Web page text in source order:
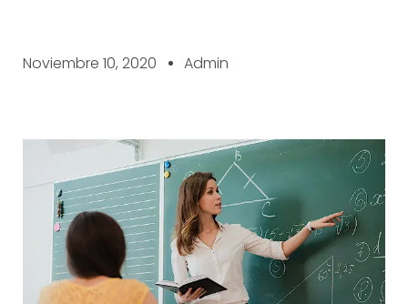
Noviembre 10, 2020 Admin